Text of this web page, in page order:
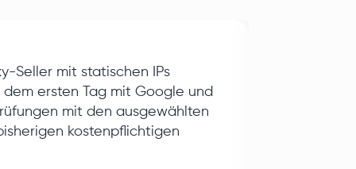
Seller mit statischen IPs
ersten Tag mit Google und
mit den ausgewählten
kostenpflichtigen